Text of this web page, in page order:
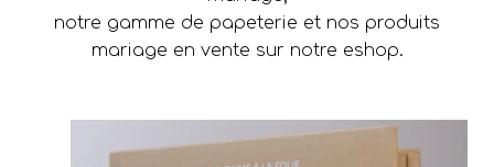
notre gamme de papeterie et nos produits
mariage en vente sur notre eshop.